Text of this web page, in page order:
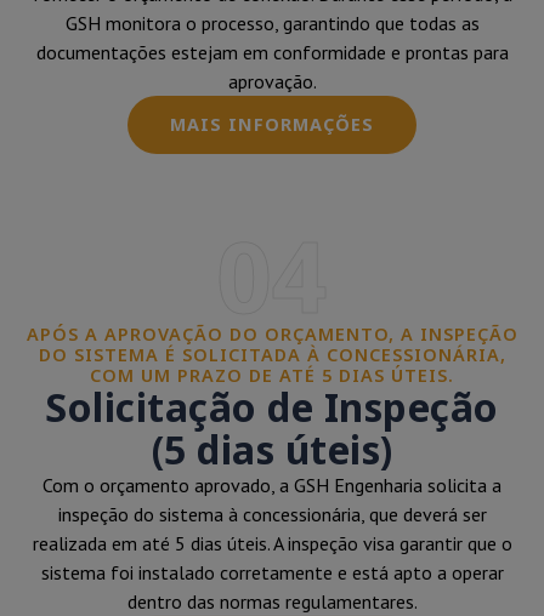
GSH monitora o processo, garantindo que todas as
documentações estejam em conformidade e prontas para
aprovação.
MAIS INFORMAÇÕES
APÓS A APROVAÇÃO DO ORÇAMENTO, A INSPEÇÃO
DO SISTEMA É SOLICITADA À CONCESSIONÁRIA,
COM UM PRAZO DE ATÉ 5 DIAS ÚTEIS.
Solicitação de Inspeção
(5 dias úteis)
Com o orçamento aprovado, a GSH Engenharia solicita a
inspeção do sistema à concessionária, que deverá ser
realizada em até 5 dias úteis. A inspeção visa garantir que o
sistema foi instalado corretamente e está apto a operar
dentro das normas regulamentares.